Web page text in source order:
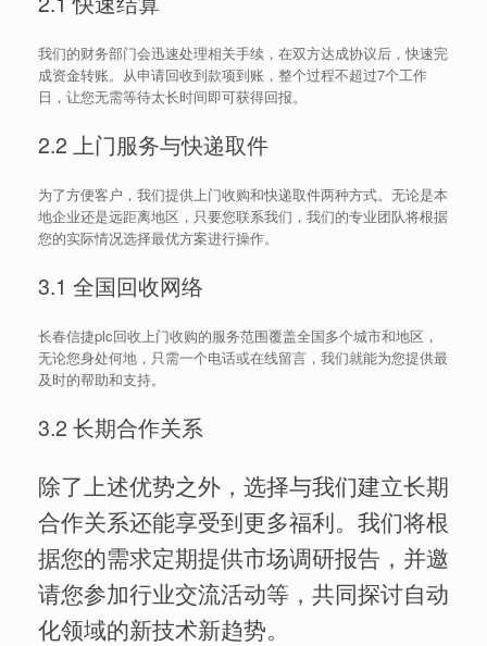
我们的财务部门会迅速处理相关手续，在双方达成协议后，快速完
成资金转账。从申请回收到款项到账，整个过程不超过7个工作
日，让您无需等待太长时间即可获得回报。
2.2 上门服务与快递取件
为了方便客户，我们提供上门收购和快递取件两种方式。无论是本
地企业还是远距离地区，只要您联系我们，我们的专业团队将根据
您的实际情况选择最优方案进行操作。
3.1 全国回收网络
长春信捷plc回收上门收购的服务范围覆盖全国多个城市和地区，
无论您身处何地，只需一个电话或在线留言，我们就能为您提供最
及时的帮助和支持。
3.2 长期合作关系
除了上述优势之外，选择与我们建立长期
合作关系还能享受到更多福利。我们将根
据您的需求定期提供市场调研报告，并邀
请您参加行业交流活动等，共同探讨自动
化领域的新技术新趋势。